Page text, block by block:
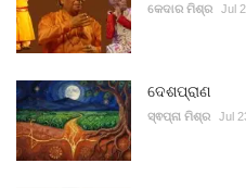
ଭିଡିଓ କେଦାର ମିଶ୍ର Jul
ଦେଶପ୍ରାଣ
ସ୍ଵପ୍ନା ମିଶ୍ର Jul